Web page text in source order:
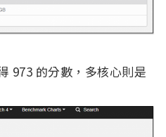
973 的分數，多核心則是